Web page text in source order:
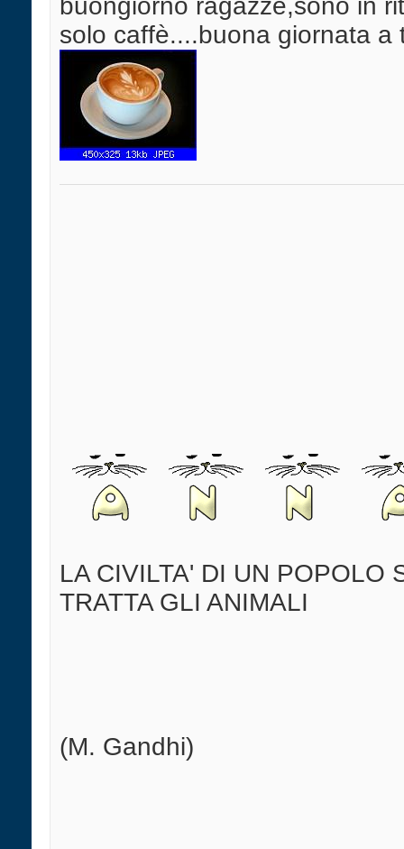
buongiorno ragazze,sono in
solo caffè....buona giornata a
LA CIVILTA' DI UN POPOLO
TRATTA GLI ANIMALI
(M. Gandhi)